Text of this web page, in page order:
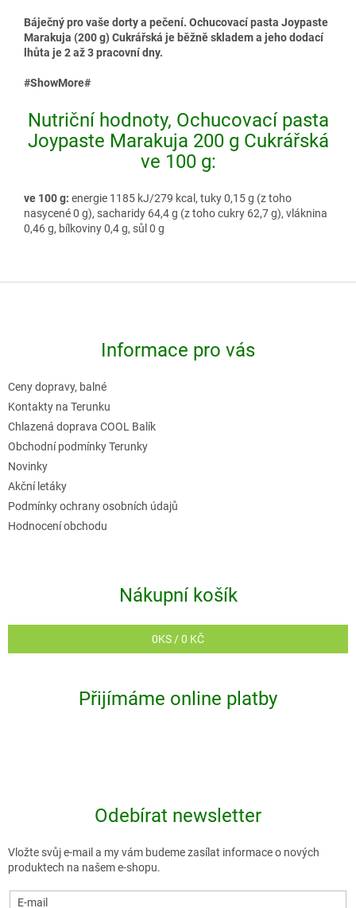
Báječný pro vaše dorty a pečení. Ochucovací pasta Joypaste
Marakuja (200 g) Cukrářská je běžně skladem a jeho dodací
lhůta je 2 až 3 pracovní dny.
#ShowMore#
Nutriční hodnoty, Ochucovací pasta
Joypaste Marakuja 200 g Cukrářská
ve 100 g:
ve 100 g: energie 1185 kJ/279 kcal, tuky 0,15 g (z toho
nasycené 0 g), sacharidy 64,4 g (z toho cukry 62,7 g), vláknina
0,46 g, bílkoviny 0,4 g, sůl 0 g
Informace pro vás
Ceny dopravy, balné
Kontakty na Terunku
Chlazená doprava COOL Balík
Obchodní podmínky Terunky
Novinky
Akční letáky
Podmínky ochrany osobních údajů
Hodnocení obchodu
Nákupní košík
0KS /0 KČ
Přijímáme online platby
Odebírat newsletter
Vložte svůj e-mail a my vám budeme zasílat informace o nových
produktech na našem e-shopu.
E-mail